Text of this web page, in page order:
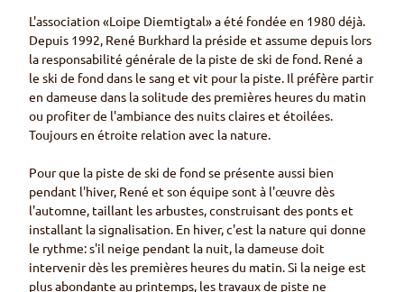
Sport
Classique et skating
L'association «Loipe Diemtigtal» a été fondée en 1980 déjà.
Depuis 1992, René Burkhard la préside et assume depuis lors
la responsabilité générale de la piste de ski de fond. René a
le ski de fond dans le sang et vit pour la piste. Il préfère partir
en dameuse dans la solitude des premières heures du matin
ou profiter de l'ambiance des nuits claires et étoilées.
Toujours en étroite relation avec la nature.
Pour que la piste de ski de fond se présente aussi bien
pendant l'hiver, René et son équipe sont à l'œuvre dès
l'automne, taillant les arbustes, construisant des ponts et
installant la signalisation. En hiver, c'est la nature qui donne
le rythme: s'il neige pendant la nuit, la dameuse doit
intervenir dès les premières heures du matin. Si la neige est
plus abondante au printemps, les travaux de piste ne